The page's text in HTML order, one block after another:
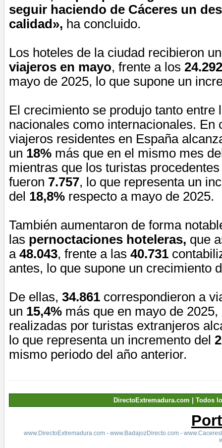
seguir haciendo de Cáceres un
calidad», ha concluido.
Los hoteles de la ciudad recibieron
viajeros en mayo, frente a los 24.292
mayo de 2025, lo que supone un
El crecimiento se produjo tanto entre
nacionales como internacionales. En
viajeros residentes en España
un 18% más que en el mismo mes
mientras que los turistas
fueron 7.757, lo que representa un
del 18,8% respecto a mayo de 2025.
También aumentaron de forma
las pernoctaciones hoteleras, que
a 48.043, frente a las 40.731
antes, lo que supone un crecimiento
De ellas, 34.861 correspondieron a
un 15,4% más que en mayo de
realizadas por turistas extranjeros
lo que representa un incremento del
mismo periodo del año anterior.
DirectoExtremadura.com | Todos
www.DirectoExtremadura.com- www.BadajozDirecto.com-